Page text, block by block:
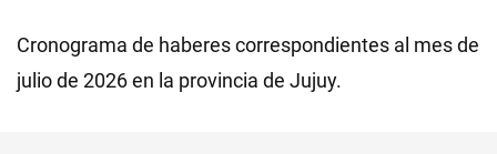
Cronograma de haberes correspondientes al mes de
julio de 2026 en la provincia de Jujuy.